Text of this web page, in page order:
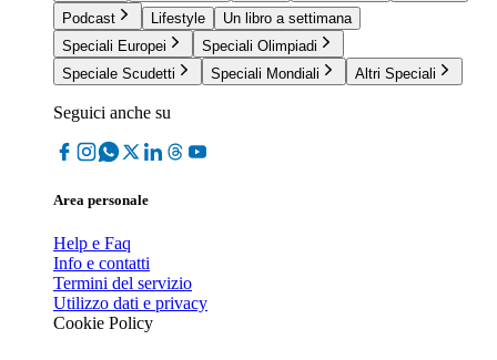
Podcast
Lifestyle
Un libro a settimana
Speciali Europei
Speciali Olimpiadi
Speciale Scudetti
Speciali Mondiali Altri Speciali
Seguici anche su
Area personale
Help e Faq
Info e contatti
Termini del servizio
Utilizzo dati e privacy
Cookie Policy